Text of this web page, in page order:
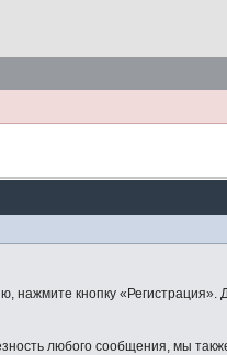
кнопку
любого сообщения, мы